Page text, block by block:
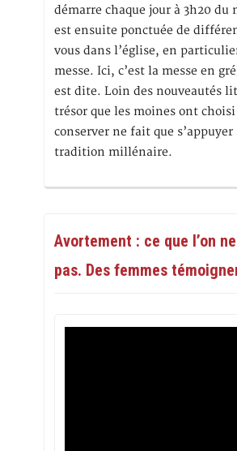
démarre chaque jour à 3h20 du
est ensuite ponctuée de
vous dans l’église, en
messe. Ici, c’est la messe en
est dite. Loin des nouveautés
trésor que les moines ont choisi
conserver ne fait que s’appuyer
tradition millénaire.
Avortement : ce que l’on
pas. Des femmes